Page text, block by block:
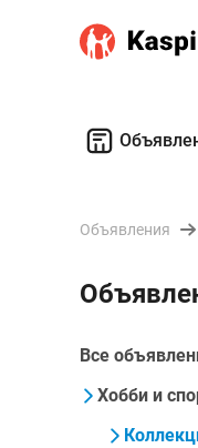
Объявления
Все
Хобби и